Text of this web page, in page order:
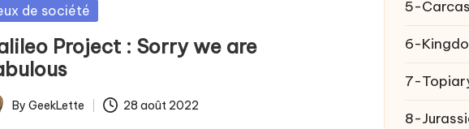
de société
Project : Sorry we are
By GeekLette 28 août 2022
5-
6-
7-
8-